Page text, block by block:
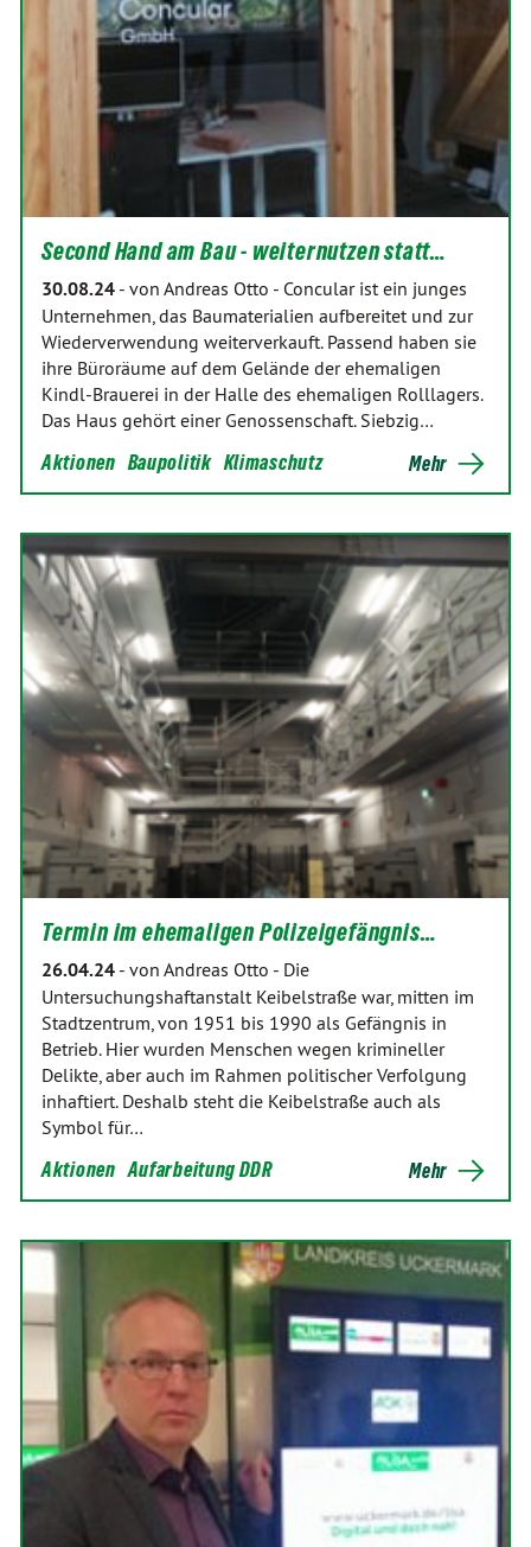
Second Hand am Bau - weiternutzen statt…
30.08.24 - von Andreas Otto - Concular ist ein junges
Unternehmen, das Baumaterialien aufbereitet und zur
Wiederverwendung weiterverkauft. Passend haben sie
ihre Büroräume auf dem Gelände der ehemaligen
Kindl-Brauerei in der Halle des ehemaligen Rolllagers.
Das Haus gehört einer Genossenschaft. Siebzig…
Aktionen Baupolitik Klimaschutz Mehr
Termin im ehemaligen Polizeigefängnis…
26.04.24 - von Andreas Otto - Die
Untersuchungshaftanstalt Keibelstraße war, mitten im
Stadtzentrum, von 1951 bis 1990 als Gefängnis in
Betrieb. Hier wurden Menschen wegen krimineller
Delikte, aber auch im Rahmen politischer Verfolgung
inhaftiert. Deshalb steht die Keibelstraße auch als
Symbol für…
Aktionen Aufarbeitung DDR Mehr